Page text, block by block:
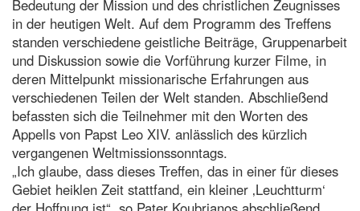
Bedeutung der Mission und des christlichen Zeugnisses
in der heutigen Welt. Auf dem Programm des Treffens
standen verschiedene geistliche Beiträge, Gruppenarbeit
und Diskussion sowie die Vorführung kurzer Filme, in
deren Mittelpunkt missionarische Erfahrungen aus
verschiedenen Teilen der Welt standen. Abschließend
befassten sich die Teilnehmer mit den Worten des
Appells von Papst Leo XIV. anlässlich des kürzlich
vergangenen Weltmissionssonntags.
„Ich glaube, dass dieses Treffen, das in einer für dieses
Gebiet heiklen Zeit stattfand, ein kleiner ‚Leuchtturm‘